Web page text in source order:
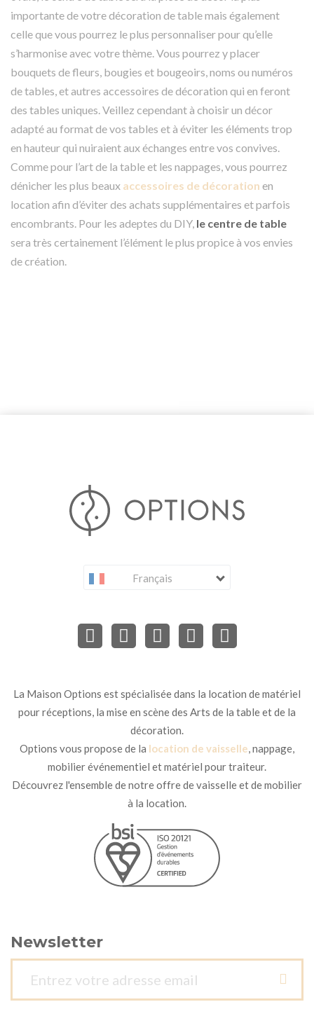
importante de votre décoration de table mais également
celle que vous pourrez le plus personnaliser pour qu’elle
s’harmonise avec votre thème. Vous pourrez y placer
bouquets de fleurs, bougies et bougeoirs, noms ou numéros
de tables, et autres accessoires de décoration qui en feront
des tables uniques. Veillez cependant à choisir un décor
adapté au format de vos tables et à éviter les éléments trop
en hauteur qui nuiraient aux échanges entre vos convives.
Comme pour l’art de la table et les nappages, vous pourrez
dénicher les plus beaux accessoires de décoration en
location afin d’éviter des achats supplémentaires et parfois
encombrants. Pour les adeptes du DIY, le centre de table
sera très certainement l’élément le plus propice à vos envies
de création.
Français
La Maison Options est spécialisée dans la location de matériel
pour réceptions, la mise en scène des Arts de la table et de la
décoration.
Options vous propose de la location de vaisselle, nappage,
mobilier événementiel et matériel pour traiteur.
Découvrez l'ensemble de notre offre de vaisselle et de mobilier
à la location.
Newsletter